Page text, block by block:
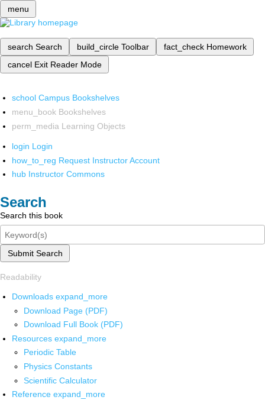
menu
search Search build_circle Toolbar fact_check Homework
cancel Exit Reader Mode
school Campus Bookshelves
menu_book Bookshelves
perm_media Learning Objects
login Login
how_to_reg Request Instructor Account
hub Instructor Commons
Search
Search this book
Submit Search
Readability
Downloads expand_more
Download Page (PDF)
Download Full Book (PDF)
Resources expand_more
Periodic Table
Physics Constants
Scientific Calculator
Reference expand_more